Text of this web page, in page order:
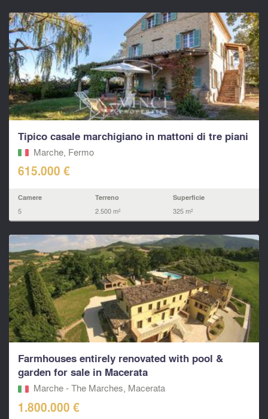
Tipico casale marchigiano in mattoni di tre piani
Marche, Fermo‎
615.000 €
Camere
5
Terreno
2.500 m²
Superficie
325 m²
Farmhouses entirely renovated with pool &
garden for sale in Macerata
Marche - The Marches, Macerata‎
1.800.000 €